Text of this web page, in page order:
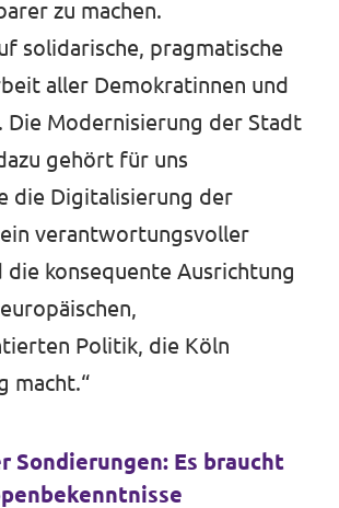
zu machen.
solidarische, pragmatische
aller Demokratinnen und
Die Modernisierung der Stadt
gehört für uns
die Digitalisierung der
verantwortungsvoller
die konsequente Ausrichtung
Politik, die Köln
macht.“
Sondierungen: Es braucht